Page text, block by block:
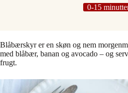
0-15
Blåbærskyr er en skøn og nem
med blåbær, banan og avocado – og
frugt.